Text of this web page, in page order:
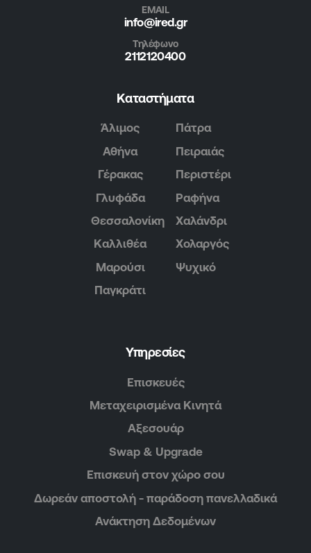
EMAIL
info@ired.gr
Τηλέφωνο
2112120400
Καταστήματα
Άλιμος
Αθήνα
Γέρακας
Γλυφάδα
Θεσσαλονίκη
Καλλιθέα
Μαρούσι
Παγκράτι
Πάτρα
Πειραιάς
Περιστέρι
Ραφήνα
Χαλάνδρι
Χολαργός
Ψυχικό
Υπηρεσίες
Επισκευές
Μεταχειρισμένα Κινητά
Αξεσουάρ
Swap & Upgrade
Επισκευή στον χώρο σου
Δωρεάν αποστολή - παράδοση πανελλαδικά
Ανάκτηση Δεδομένων